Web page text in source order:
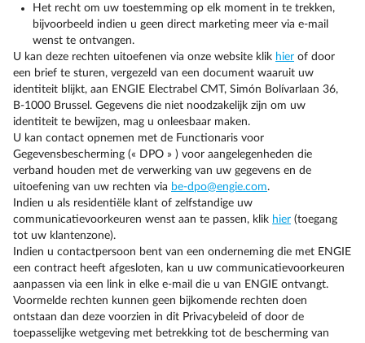
Het recht om uw toestemming op elk moment in te trekken,
bijvoorbeeld indien u geen direct marketing meer via e-mail
wenst te ontvangen.
U kan deze rechten uitoefenen via onze website klik hier of door
een brief te sturen, vergezeld van een document waaruit uw
identiteit blijkt, aan ENGIE Electrabel CMT, Simón Bolívarlaan 36,
B-1000 Brussel. Gegevens die niet noodzakelijk zijn om uw
identiteit te bewijzen, mag u onleesbaar maken.
U kan contact opnemen met de Functionaris voor
Gegevensbescherming (« DPO » ) voor aangelegenheden die
verband houden met de verwerking van uw gegevens en de
uitoefening van uw rechten via be-dpo@engie.com.
Indien u als residentiële klant of zelfstandige uw
communicatievoorkeuren wenst aan te passen, klik hier (toegang
tot uw klantenzone).
Indien u contactpersoon bent van een onderneming die met ENGIE
een contract heeft afgesloten, kan u uw communicatievoorkeuren
aanpassen via een link in elke e-mail die u van ENGIE ontvangt.
Voormelde rechten kunnen geen bijkomende rechten doen
ontstaan dan deze voorzien in dit Privacybeleid of door de
toepasselijke wetgeving met betrekking tot de bescherming van